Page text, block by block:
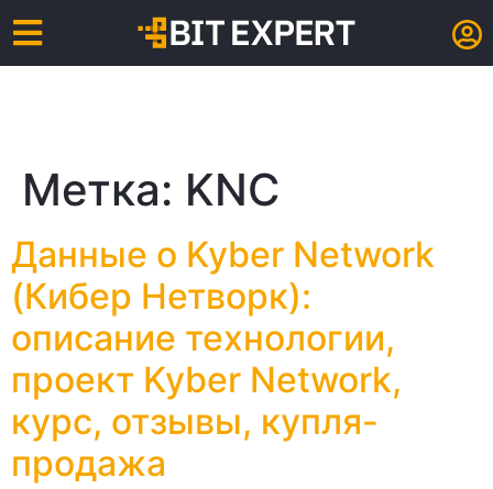
Метка: KNC
Данные о Kyber Network
(Кибер Нетворк):
описание технологии,
проект Kyber Network,
курс, отзывы, купля-
продажа